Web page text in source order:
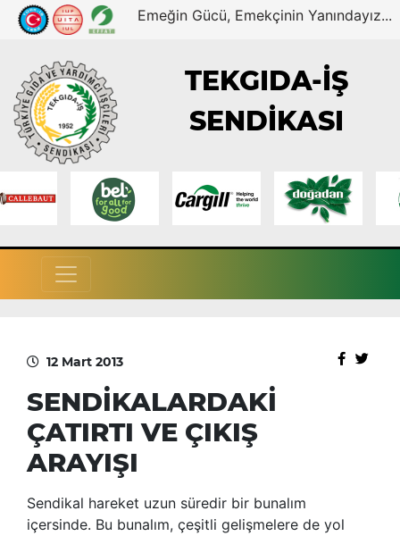
Emeğin Gücü, Emekçinin Yanındayız...
TEKGIDA-İŞ
SENDİKASI
12 Mart 2013
SENDİKALARDAKİ
ÇATIRTI VE ÇIKIŞ
ARAYIŞI
Sendikal hareket uzun süredir bir bunalım
içersinde. Bu bunalım, çeşitli gelişmelere de yol